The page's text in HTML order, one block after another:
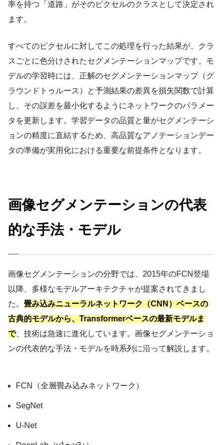
率を持つ「道路」がそのピクセルのクラスとして決定され
ます。
すべてのピクセルに対してこの処理を行った結果が、クラ
スごとに色分けされたセグメンテーションマップです。モ
デルの学習時には、正解のセグメンテーションマップ（グ
ラウンドトゥルース）と予測結果の差異を損失関数で計算
し、その誤差を最小化するようにネットワークのパラメー
タを更新します。学習データの品質と量がセグメンテーシ
ョンの精度に直結するため、高品質なアノテーションデー
タの準備が実用化における重要な前提条件となります。
画像セグメンテーションの代表
的な手法・モデル
画像セグメンテーションの分野では、2015年のFCN登場
以降、多様なモデルアーキテクチャが提案されてきまし
た。 畳み込みニューラルネットワーク（CNN）ベースの
古典的モデルから、Transformerベースの最新モデルま
で、技術は急速に進化しています。画像セグメンテーショ
ンの代表的な手法・モデルを時系列に沿って解説します。
FCN（全層畳み込みネットワーク）
SegNet
U-Net